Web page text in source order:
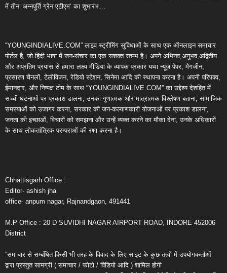
में तीन ‘अन्नपूर्ति ग्रेन एटीएम‘ का शुभारंभ…
“YOUNGINDIALIVE.COM” लाइव स्ट्रीमिंग सुविधाओं के साथ एक ऑनलाइन समाचार
पोर्टल है, जो हिंदी भाषा में जन-संचार का एक सशक्त स्तम्भ है। अपने अभिनव,अनुभव,अद्वितीय
और अप्रतिम प्रयास से हमारा लक्ष्य मीडिया के व्यापक प्रकार यथा न्यूज़ पेपर, मैगजीन,
प्रसारण चैनलों, टेलीविजन, रेडियो स्टेशन, सिनेमा आदि की स्थापना करना है। अपनी परिपक्व,
ईमानदार, और निष्पक्ष टीम के साथ “YOUNGINDIALIVE.COM” का उद्देश्य देशहित में
सच्ची घटनाओं पर प्रकाश डालना, उनका गुणात्मक और मात्रात्मक विश्लेषण बताना, सामाजिक
समस्याओं को उजागर करना, सरकार की जन-कल्याणकारी योजनाओं पर प्रकाश डालना,
जनता की इच्छाओं, विचारों को समझना और उन्हें व्यक्त करने का मौका देना, उनके अधिकारों
के साथ लोकतांत्रिक परम्पराओं की रक्षा करना है।
Chhattisgarh Office :
Editor- ashish jha
office- anpum nagar, Rajnandgaon, 491441
M.P Office : 20 D SUVIDHI NAGAR AIRPORT ROAD, INDORE 452006
District
“समाचार से सम्बंधित किसी भी तरह के विवाद के लिए साइट के कुछ तत्वों में उपयोगकर्ताओं
द्वारा प्रस्तुत सामग्री ( समाचार / फोटो / विडियो आदि ) शामिल होगी